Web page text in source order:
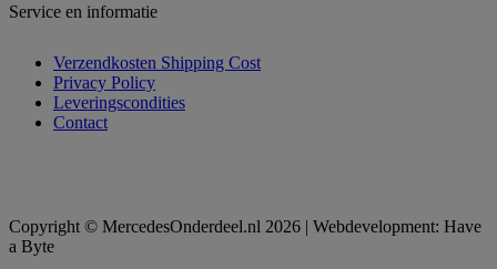
Service en informatie
Verzendkosten Shipping Cost
Privacy Policy
Leveringscondities
Contact
Copyright © MercedesOnderdeel.nl 2026 | Webdevelopment: Have
a Byte